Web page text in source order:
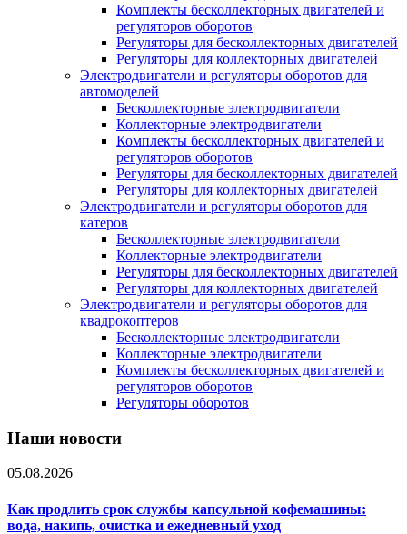
Комплекты бесколлекторных двигателей и
регуляторов оборотов
Регуляторы для бесколлекторных двигателей
Регуляторы для коллекторных двигателей
Электродвигатели и регуляторы оборотов для
автомоделей
Бесколлекторные электродвигатели
Коллекторные электродвигатели
Комплекты бесколлекторных двигателей и
регуляторов оборотов
Регуляторы для бесколлекторных двигателей
Регуляторы для коллекторных двигателей
Электродвигатели и регуляторы оборотов для
катеров
Бесколлекторные электродвигатели
Коллекторные электродвигатели
Регуляторы для бесколлекторных двигателей
Регуляторы для коллекторных двигателей
Электродвигатели и регуляторы оборотов для
квадрокоптеров
Бесколлекторные электродвигатели
Коллекторные электродвигатели
Комплекты бесколлекторных двигателей и
регуляторов оборотов
Регуляторы оборотов
Наши новости
05.08.2026
Как продлить срок службы капсульной кофемашины:
вода, накипь, очистка и ежедневный уход